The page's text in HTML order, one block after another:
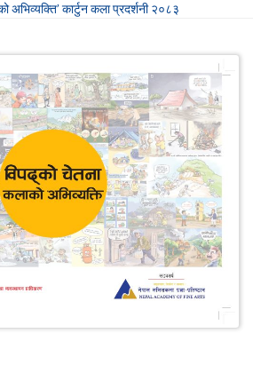
अभिव्यक्ति’ कार्टुन कला प्रदर्शनी २०८३